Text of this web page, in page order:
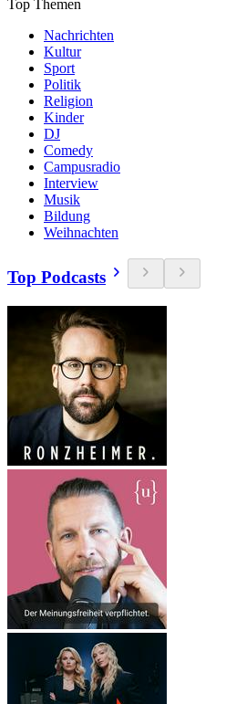
Top Themen
Nachrichten
Kultur
Sport
Politik
Religion
Kinder
DJ
Comedy
Campusradio
Interview
Musik
Bildung
Weihnachten
Top Podcasts